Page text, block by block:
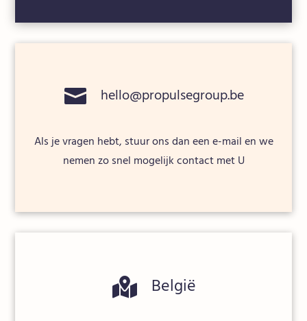
 hello@propulsegroup.be
Als je vragen hebt, stuur ons dan een e-mail en we
nemen zo snel mogelijk contact met U
 België